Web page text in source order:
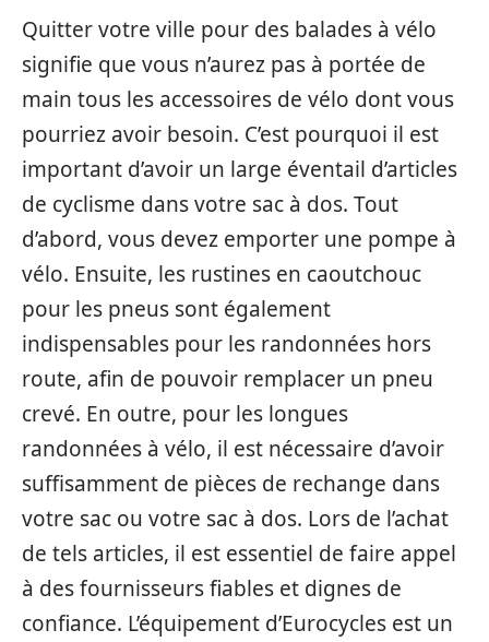
Quitter votre ville pour des balades à vélo
signifie que vous n’aurez pas à portée de
main tous les accessoires de vélo dont vous
pourriez avoir besoin. C’est pourquoi il est
important d’avoir un large éventail d’articles
de cyclisme dans votre sac à dos. Tout
d’abord, vous devez emporter une pompe à
vélo. Ensuite, les rustines en caoutchouc
pour les pneus sont également
indispensables pour les randonnées hors
route, afin de pouvoir remplacer un pneu
crevé. En outre, pour les longues
randonnées à vélo, il est nécessaire d’avoir
suffisamment de pièces de rechange dans
votre sac ou votre sac à dos. Lors de l’achat
de tels articles, il est essentiel de faire appel
à des fournisseurs fiables et dignes de
confiance. L’équipement d’Eurocycles est un